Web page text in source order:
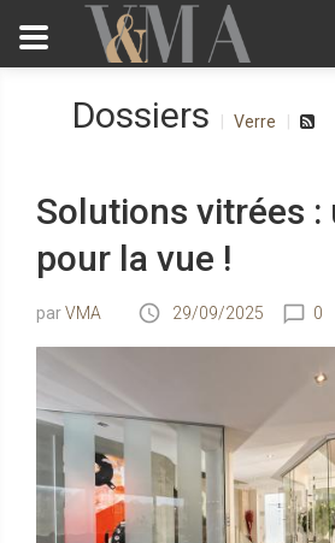
Dossiers Verre
Solutions vitrées :
pour la vue !
VMA 29/09/2025 0